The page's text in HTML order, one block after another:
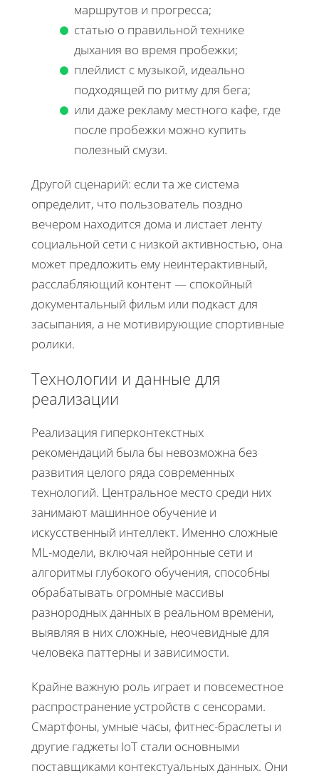
маршрутов и прогресса;
статью о правильной технике
дыхания во время пробежки;
плейлист с музыкой, идеально
подходящей по ритму для бега;
или даже рекламу местного кафе, где
после пробежки можно купить
полезный смузи.
Другой сценарий: если та же система
определит, что пользователь поздно
вечером находится дома и листает ленту
социальной сети с низкой активностью, она
может предложить ему неинтерактивный,
расслабляющий контент — спокойный
документальный фильм или подкаст для
засыпания, а не мотивирующие спортивные
ролики.
Технологии и данные для
реализации
Реализация гиперконтекстных
рекомендаций была бы невозможна без
развития целого ряда современных
технологий. Центральное место среди них
занимают машинное обучение и
искусственный интеллект. Именно сложные
ML-модели, включая нейронные сети и
алгоритмы глубокого обучения, способны
обрабатывать огромные массивы
разнородных данных в реальном времени,
выявляя в них сложные, неочевидные для
человека паттерны и зависимости.
Крайне важную роль играет и повсеместное
распространение устройств с сенсорами.
Смартфоны, умные часы, фитнес-браслеты и
другие гаджеты IoT стали основными
поставщиками контекстуальных данных. Они